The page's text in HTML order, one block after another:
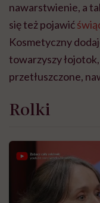
nawarstwienie, a
się też pojawić
Kosmetyczny
towarzyszy
przetłuszczone,
Rolki